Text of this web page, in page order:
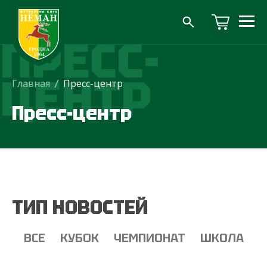
ПРЕСС-
ЦЕНТР
Главная / Пресс-центр
Пресс-центр
ТИП НОВОСТЕЙ
ВСЕ КУБОК ЧЕМПИОНАТ ШКОЛА